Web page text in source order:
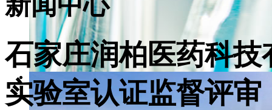
石家庄润柏医药科
实验室认证监督评审